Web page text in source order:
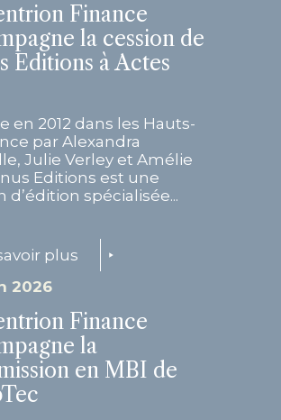
Finance
la cession de
Editions à Actes
en 2012 dans les Hauts-
par Alexandra
Julie Verley et Amélie
Editions est une
d’édition spécialisée...
plus
2026
Finance
la
en MBI de